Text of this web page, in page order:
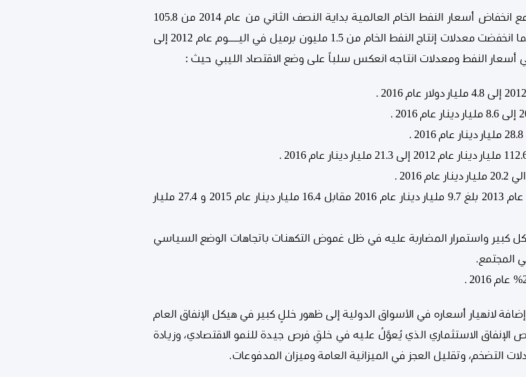
إغلاق الموانئ النفطية مع الربع الأخير لعام 2013 مع انخفاض أسعار النفط الخام العالمية بداية النصف الثاني من عام 2014 من 105.8
دولار للبرميل عام 2013 إلى 45 دولار للبرميل عام 2016، كما انخفضت معدلات إنتاج النفط الخام من 1.5 مليون برميل في اليـــــوم عام 2012 إلى
.
تسجيل عجز غير مسبوق في ميزان المدفوعات منذ عام 2013 بلغ 9.7 مليار دينار عام 2016 مقابل 16.4 مليار دينار عام 2015 و 27.4 مليار
كبير واستمرار المضاربة عليه في ظل غموض التكهنات باتجاهات الوضع السياسي
المجتمع.
لانهيار أسعاره في الأسواق الدولية إلى ظهور خللٍ كبير في هيكل الإنفاق العام
الإنفاق الاستثماري الذي يُعوَّلُ عليه في خلقِ فرص جيدة للنمو الاقتصادي، وزيادة
التضخم، وتقليل العجز في الميزانية العامة وميزان المدفوعات.